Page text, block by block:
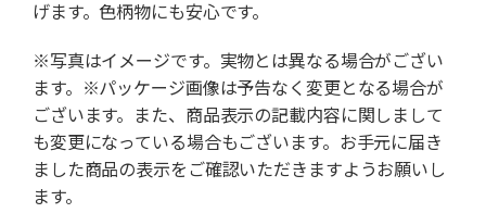
げます。色柄物にも安心です。
※写真はイメージです。実物とは異なる場合がござい
ます。※パッケージ画像は予告なく変更となる場合が
ございます。また、商品表示の記載内容に関しまして
も変更になっている場合もございます。お手元に届き
ました商品の表示をご確認いただきますようお願いし
ます。